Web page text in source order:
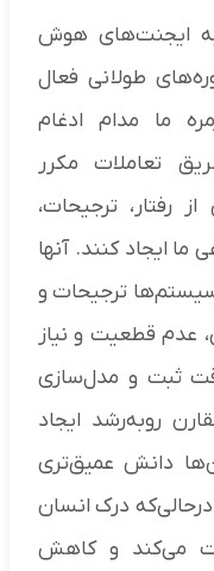
ایجنت‌های هوش
طولانی فعال
ما مدام ادغام
تعاملات مکرر
رفتار، ترجیحات،
ما ایجاد کنند. آنها
سیستم‌ها ترجیحات و
عدم قطعیت و نیاز
ثبت و مدل‌سازی
روبه‌رشد ایجاد
دانش عمیق‌تری
درک انسان
می‌کند و کاهش